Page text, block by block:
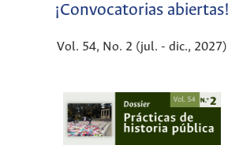
¡Convocatorias abiertas!
Vol. 54, No. 2 (jul. - dic., 2027)